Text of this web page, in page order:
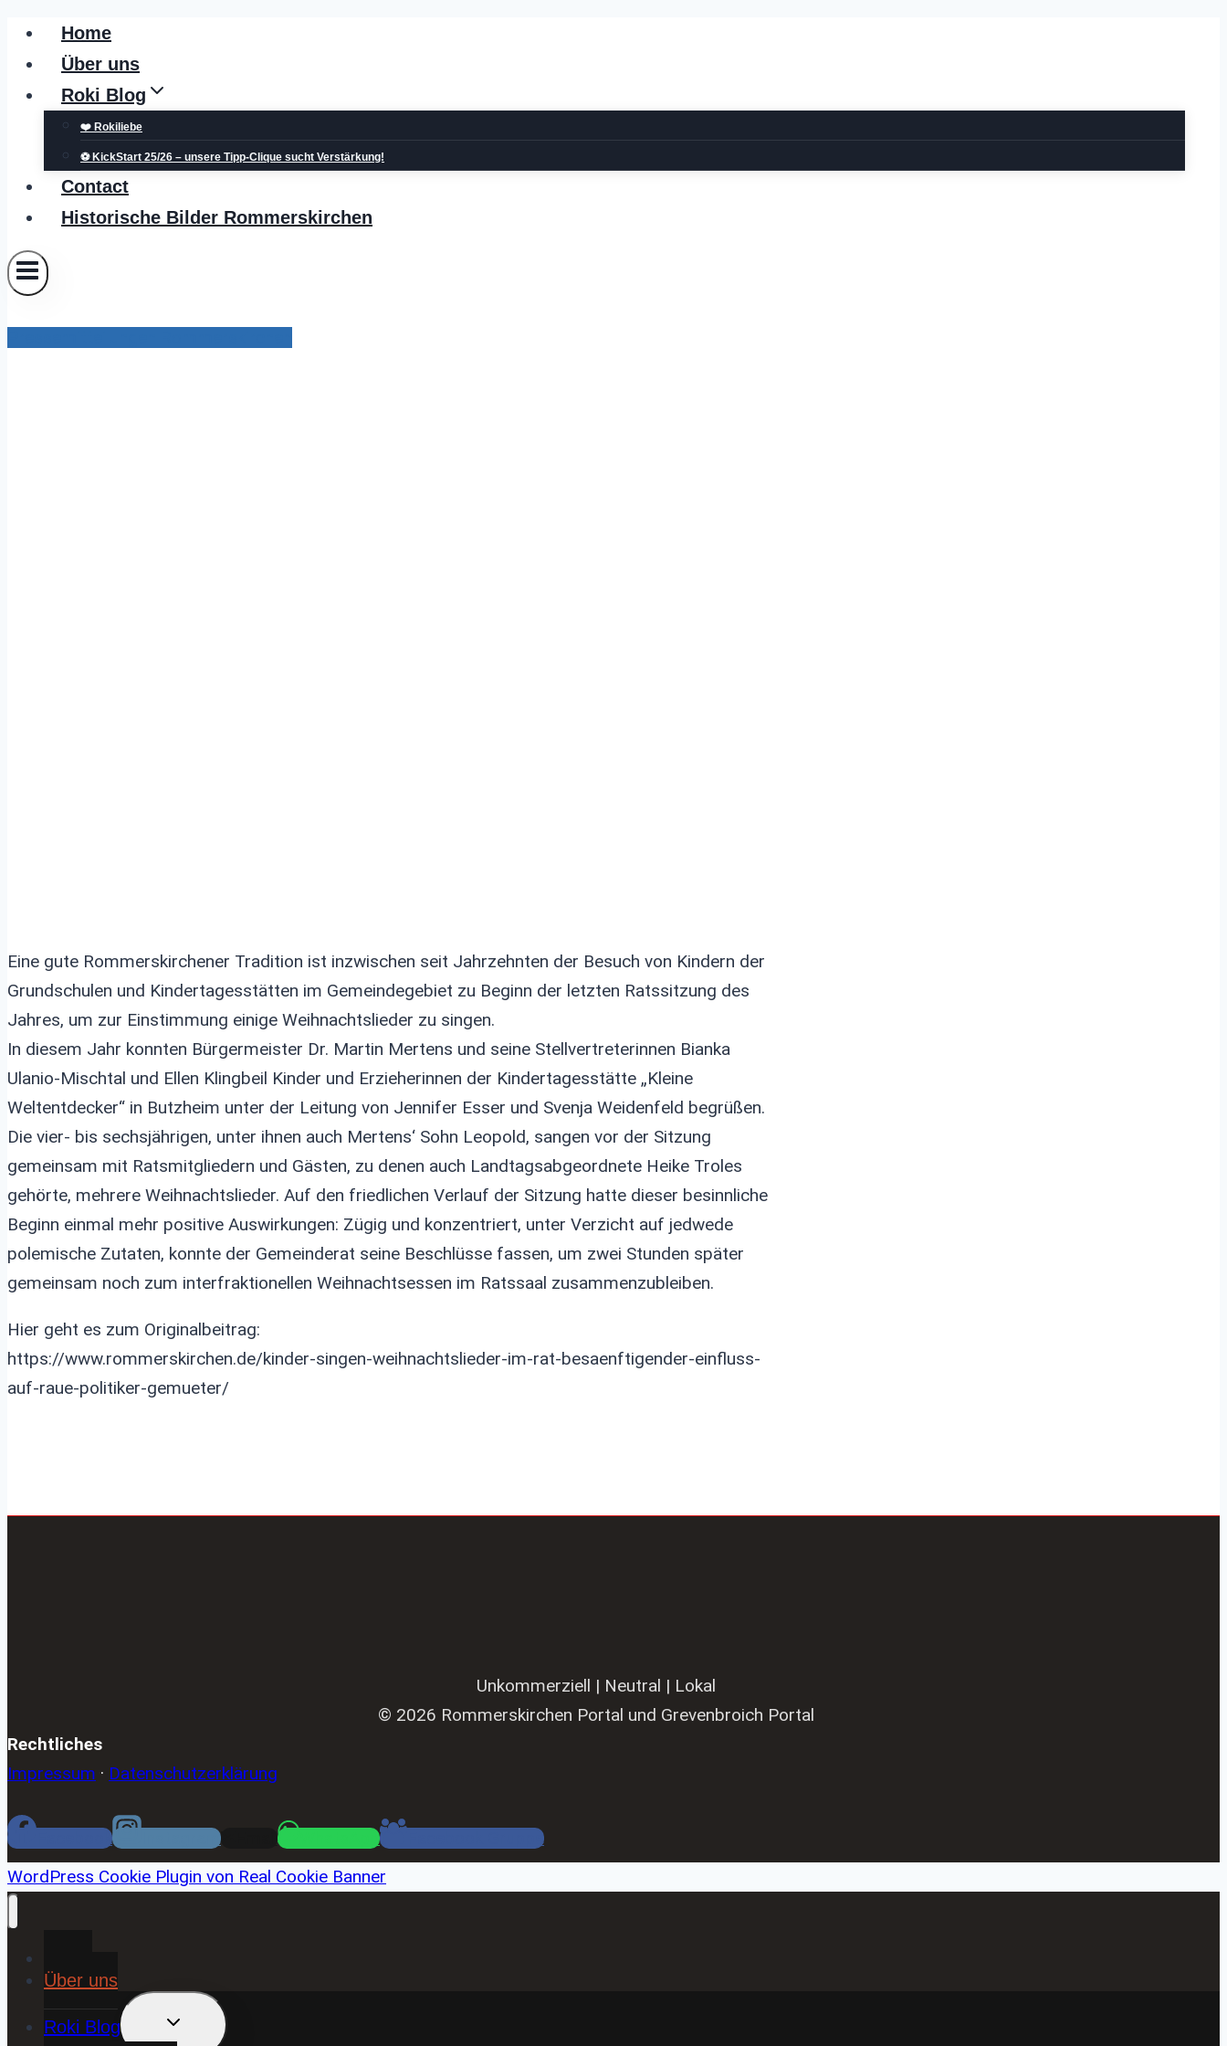
Zum
Inhalt
springen
Home
Über uns
Roki Blog
❤️ Rokiliebe
⚽ KickStart 25/26 – unsere Tipp-Clique sucht Verstärkung!
Contact
Historische Bilder Rommerskirchen
Eine gute Rommerskirchener Tradition ist inzwischen seit Jahrzehnten der Besuch von Kindern der
Grundschulen und Kindertagesstätten im Gemeindegebiet zu Beginn der letzten Ratssitzung des
Jahres, um zur Einstimmung einige Weihnachtslieder zu singen.
In diesem Jahr konnten Bürgermeister Dr. Martin Mertens und seine Stellvertreterinnen Bianka
Ulanio-Mischtal und Ellen Klingbeil Kinder und Erzieherinnen der Kindertagesstätte „Kleine
Weltentdecker“ in Butzheim unter der Leitung von Jennifer Esser und Svenja Weidenfeld begrüßen.
Die vier- bis sechsjährigen, unter ihnen auch Mertens‘ Sohn Leopold, sangen vor der Sitzung
gemeinsam mit Ratsmitgliedern und Gästen, zu denen auch Landtagsabgeordnete Heike Troles
gehörte, mehrere Weihnachtslieder. Auf den friedlichen Verlauf der Sitzung hatte dieser besinnliche
Beginn einmal mehr positive Auswirkungen: Zügig und konzentriert, unter Verzicht auf jedwede
polemische Zutaten, konnte der Gemeinderat seine Beschlüsse fassen, um zwei Stunden später
gemeinsam noch zum interfraktionellen Weihnachtsessen im Ratssaal zusammenzubleiben.
Hier geht es zum Originalbeitrag:
https://www.rommerskirchen.de/kinder-singen-weihnachtslieder-im-rat-besaenftigender-einfluss-
auf-raue-politiker-gemueter/
Unkommerziell | Neutral | Lokal
© 2026 Rommerskirchen Portal und Grevenbroich Portal
Rechtliches
Impressum · Datenschutzerklärung
Facebook Instagram WhatsApp
Facebook Gruppe
WordPress Cookie Plugin von Real Cookie Banner
Über uns
Roki Blog
UNTERMENÜ
UMSCHALTEN